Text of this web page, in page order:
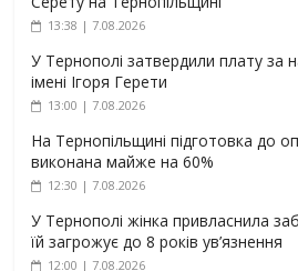
13:38 | 7.08.2026
У Тернополі затвердили плату за
імені Ігоря Герети
13:00 | 7.08.2026
На Тернопільщині підготовка до
виконана майже на 60%
12:30 | 7.08.2026
У Тернополі жінка привласнила
їй загрожує до 8 років ув’язнення
12:00 | 7.08.2026